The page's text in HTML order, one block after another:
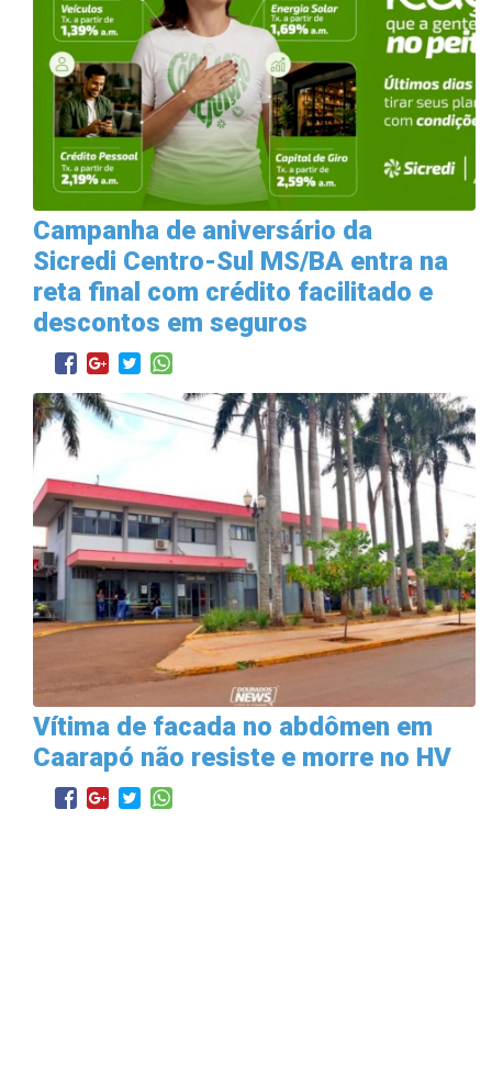
Campanha de aniversário da
Sicredi Centro-Sul MS/BA entra na
reta final com crédito facilitado e
descontos em seguros
Vítima de facada no abdômen em
Caarapó não resiste e morre no HV